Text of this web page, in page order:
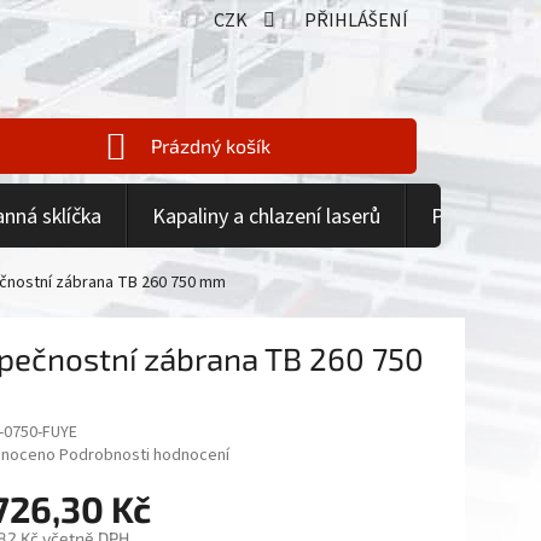
CZK PŘIHLÁŠENÍ
NÁKUPNÍ
KOŠÍK
Prázdný košík
sklíčka Kapaliny a chlazení laserů
zábrana TB 260 750 mm
zábrana TB 260 750
FUYE
Podrobnosti hodnocení
Kč